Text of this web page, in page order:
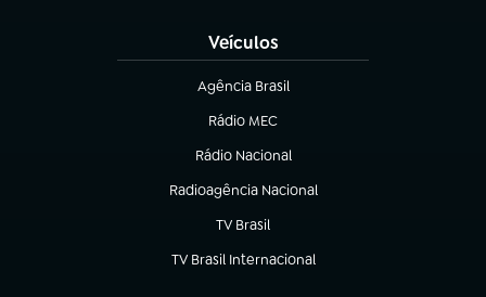
Veículos
Agência Brasil
(abre em nova aba)
Rádio MEC
(abre em nova aba)
Rádio Nacional
Radioagência Nacional
(abre em nova aba)
TV Brasil
(abre em nova aba)
TV Brasil Internacional
(abre em nova aba)